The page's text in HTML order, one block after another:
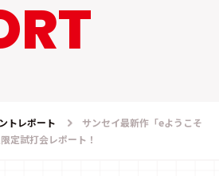
トレポート
サンセイ最新作「eようこそ
学生限定試打会レポート！